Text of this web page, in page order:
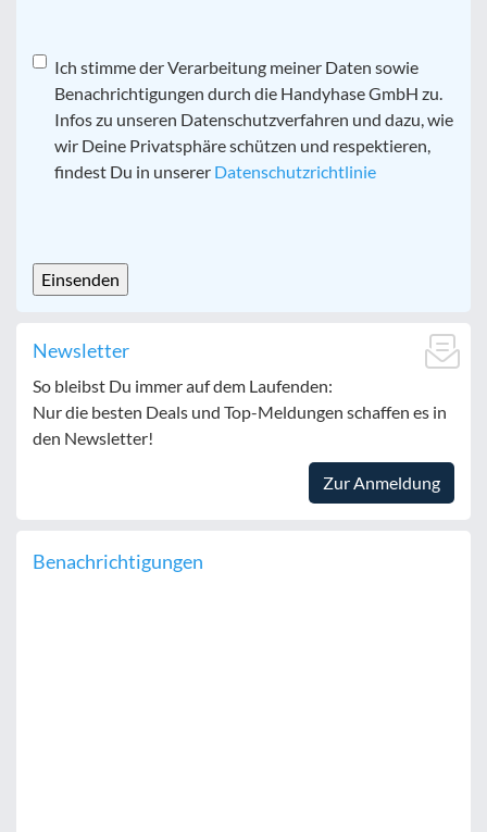
Datenschutz*
Ich stimme der Verarbeitung meiner Daten sowie
Benachrichtigungen durch die Handyhase GmbH zu.
Infos zu unseren Datenschutzverfahren und dazu, wie
wir Deine Privatsphäre schützen und respektieren,
findest Du in unserer Datenschutzrichtlinie
Newsletter
So bleibst Du immer auf dem Laufenden:
Nur die besten Deals und Top-Meldungen schaffen es in
den Newsletter!
Zur Anmeldung
Benachrichtigungen